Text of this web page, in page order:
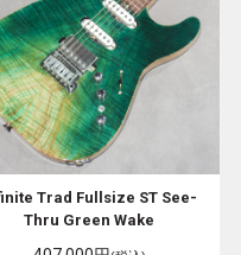
Trad Fullsize ST See-
Thru Green Wake